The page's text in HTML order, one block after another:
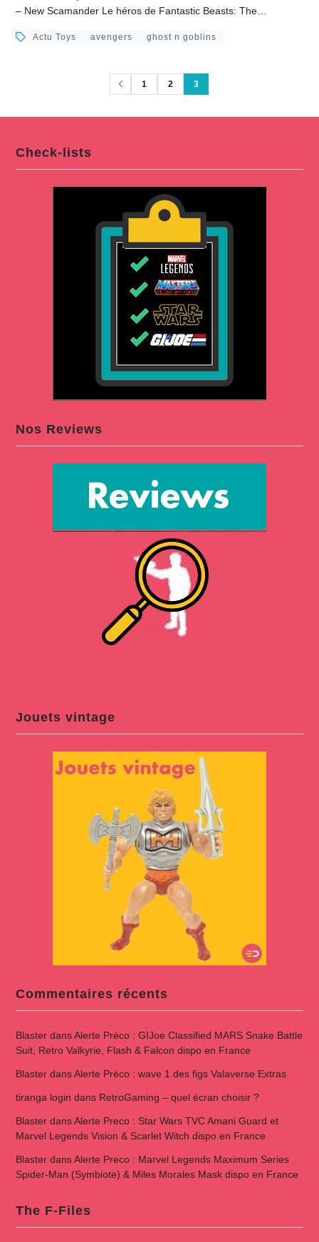
– New Scamander Le héros de Fantastic Beasts: The…
Actu Toys avengers ghost n goblins
1 2 3
Check-lists
Nos Reviews
Jouets vintage
Commentaires récents
BlasterdansAlerte Préco : GIJoe Classified MARS Snake Battle
Suit, Retro Valkyrie, Flash & Falcon dispo en France
BlasterdansAlerte Préco : wave 1 des figs Valaverse Extras
tiranga login dans RetroGaming – quel écran choisir ?
BlasterdansAlerte Preco : Star Wars TVC Amani Guard et
Marvel Legends Vision & Scarlet Witch dispo en France
BlasterdansAlerte Preco : Marvel Legends Maximum Series
Spider-Man (Symbiote) & Miles Morales Mask dispo en France
The F-Files